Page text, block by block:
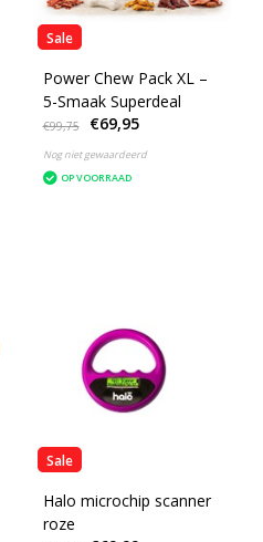
Sale
Power Chew Pack XL –
5-Smaak Superdeal
€99,75 €69,95
Nog niet gewaardeerd
OP VOORRAAD
Sale
Halo microchip scanner
roze